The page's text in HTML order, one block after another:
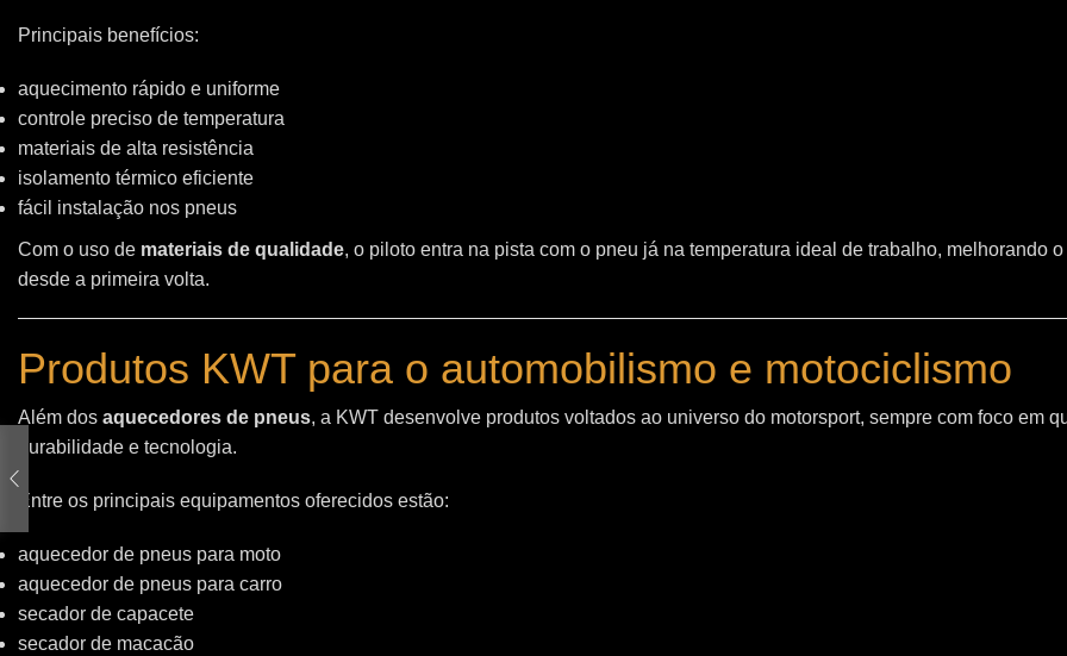
Principais benefícios:
aquecimento rápido e uniforme
controle preciso de temperatura
materiais de alta resistência
isolamento térmico eficiente
fácil instalação nos pneus
Com o uso de materiais de qualidade, o piloto entra na pista com o pneu já na temperatura ideal de trabalho, melhorando
desde a primeira volta.
Produtos KWT para o automobilismo e motociclismo
Além dos aquecedores de pneus, a KWT desenvolve produtos voltados ao universo do motorsport, sempre com foco em
durabilidade e tecnologia.
Entre os principais equipamentos oferecidos estão:
aquecedor de pneus para moto
aquecedor de pneus para carro
secador de capacete
secador de macacão